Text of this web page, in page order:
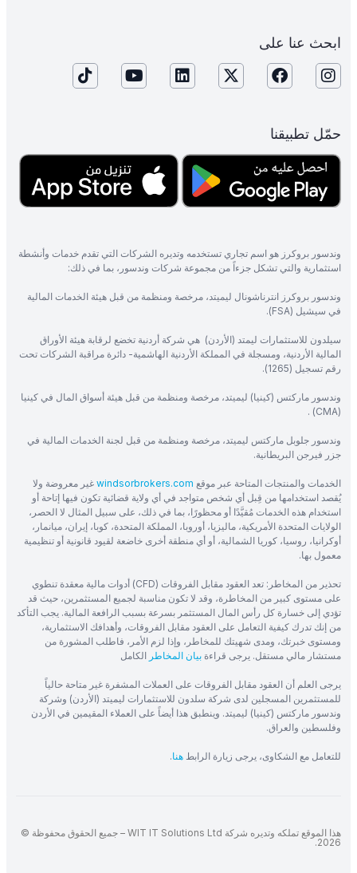
ابحث عنا على
حمّل تطبيقنا
وندسور بروكرز هو اسم تجاري تستخدمه وتديره الشركات التي تقدم خدمات وأنشطة
استثمارية والتي تشكل جزءاً من مجموعة شركات وندسور، بما في ذلك:
وندسور بروكرز انترناشونال ليميتد، مرخصة ومنظمة من قبل هيئة الخدمات المالية
في سيشيل (FSA).
سيلدون للاستثمارات ليمتد (الأردن) هي شركة أردنية تخضع لرقابة هيئة الأوراق
المالية الأردنية، ومسجلة في المملكة الأردنية الهاشمية- دائرة مراقبة الشركات تحت
رقم تسجيل (1265).
وندسور ماركتس (كينيا) ليميتد، مرخصة ومنظمة من قبل هيئة أسواق المال في كينيا
(CMA) .
وندسور جلوبل ماركتس ليميتد، مرخصة ومنظمة من قبل لجنة الخدمات المالية في
جزر فيرجن البريطانية.
الخدمات والمنتجات المتاحة عبر موقع windsorbrokers.com غير معروضة ولا
يُقصد استخدامها من قِبل أي شخص متواجد في أي ولاية قضائية تكون فيها إتاحة أو
استخدام هذه الخدمات مُقيَّدًا أو محظورًا، بما في ذلك، على سبيل المثال لا الحصر،
الولايات المتحدة الأمريكية، ماليزيا، أوروبا، المملكة المتحدة، كوبا، إيران، ميانمار،
أوكرانيا، روسيا، كوريا الشمالية، أو أي منطقة أخرى خاضعة لقيود قانونية أو تنظيمية
معمول بها.
تحذير من المخاطر: تعد العقود مقابل الفروقات (CFD) أدوات مالية معقدة تنطوي
على مستوى كبير من المخاطرة، وقد لا تكون مناسبة لجميع المستثمرين، حيث قد
تؤدي إلى خسارة كل رأس المال المستثمر بسرعة بسبب الرافعة المالية. يجب التأكد
من إنك تدرك كيفية التعامل على العقود مقابل الفروقات، وأهدافك الاستثمارية،
ومستوى خبرتك، ومدى شهيتك للمخاطر، وإذا لزم الأمر، فاطلب المشورة من
مستشار مالي مستقل. يرجى قراءة بيان المخاطر الكامل
يرجى العلم أن العقود مقابل الفروقات على العملات المشفرة غير متاحة حالياً
للمستثمرين المسجلين لدى شركة سلدون للاستثمارات ليميتد (الأردن) وشركة
وندسور ماركتس (كينيا) ليميتد. وينطبق هذا أيضاً على العملاء المقيمين في الأردن
وفلسطين والعراق.
للتعامل مع الشكاوى، يرجى زيارة الرابط هنا.
هذا الموقع تملكه وتديره شركة WIT IT Solutions Ltd – جميع الحقوق محفوظة ©
2026.